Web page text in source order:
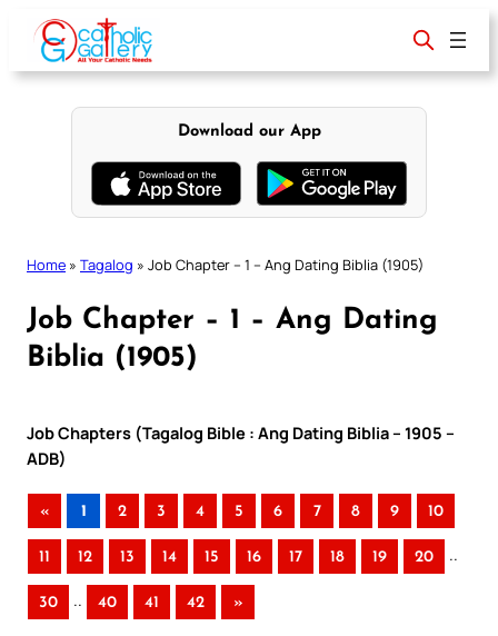
content
Download our App
Home » Tagalog » Job Chapter – 1 – Ang Dating Biblia (1905)
Job Chapter – 1 – Ang Dating
Biblia (1905)
Job Chapters (Tagalog Bible : Ang Dating Biblia – 1905 –
ADB)
« 1 2 3 4 5 6 7 8 9 10
11 12 13 14 15 16 17 18 19 20 ..
30 .. 40 41 42 »